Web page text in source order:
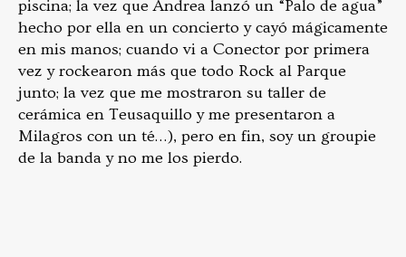
piscina; la vez que Andrea lanzó un “Palo de agua”
hecho por ella en un concierto y cayó mágicamente
en mis manos; cuando vi a Conector por primera
vez y rockearon más que todo Rock al Parque
junto; la vez que me mostraron su taller de
cerámica en Teusaquillo y me presentaron a
Milagros con un té…), pero en fin, soy un groupie
de la banda y no me los pierdo.